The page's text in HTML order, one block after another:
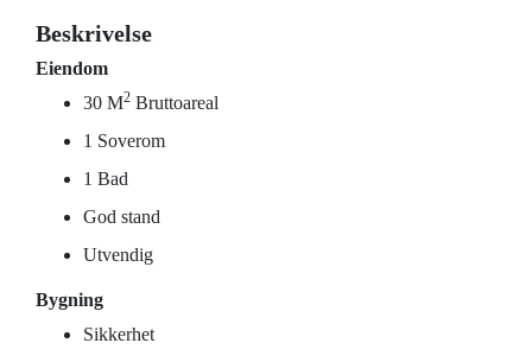
Beskrivelse
Eiendom
30 M2 Bruttoareal
1 Soverom
1 Bad
God stand
Utvendig
Bygning
Sikkerhet